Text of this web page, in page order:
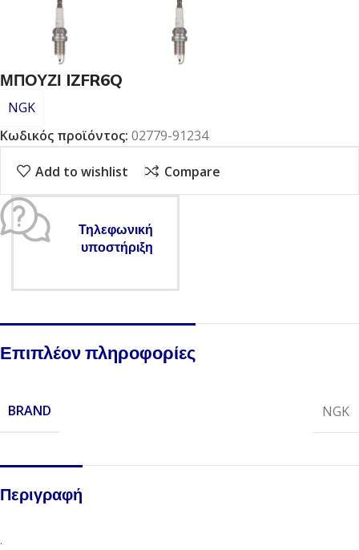
ΜΠΟΥΖΙ IZFR6Q
NGK
Κωδικός προϊόντος: 02779-91234
Add to wishlist Compare
Τηλεφωνική
υποστήριξη
Επιπλέον πληροφορίες
BRAND NGK
Περιγραφή
.